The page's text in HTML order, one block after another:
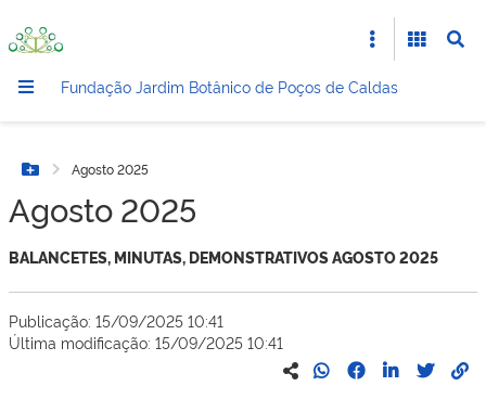
Fundação Jardim Botânico de Poços de Caldas
Botão Menu
Agosto 2025
Agosto 2025
BALANCETES, MINUTAS, DEMONSTRATIVOS AGOSTO 2025
Publicação: 15/09/2025 10:41
Última modificação: 15/09/2025 10:41